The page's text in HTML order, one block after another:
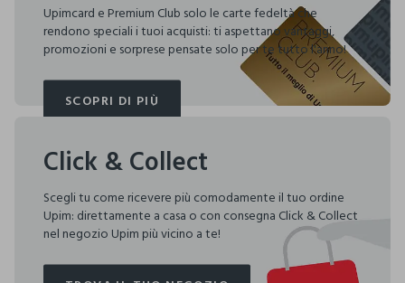
Upimcard e Premium Club solo le carte fedeltà che
rendono speciali i tuoi acquisti: ti aspettano vantaggi,
promozioni e sorprese pensate solo per te tutto l'anno!
SCOPRI DI PIÙ
SCOPRI DI PIÙ
Click & Collect
Scegli tu come ricevere più comodamente il tuo ordine
Upim: direttamente a casa o con consegna Click & Collect
nel negozio Upim più vicino a te!